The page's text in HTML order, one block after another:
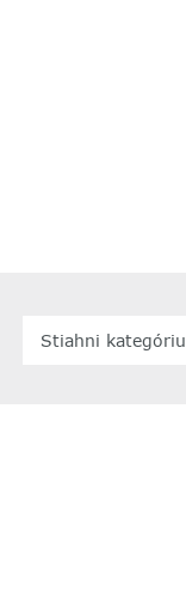
Stiahni kategóriu